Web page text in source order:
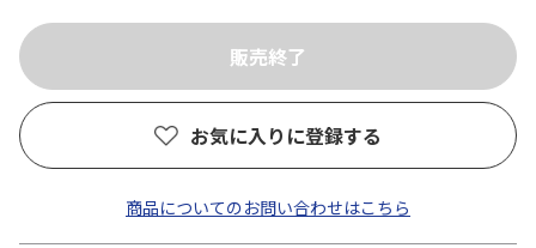
お気に入りに登録する
商品についてのお問い合わせはこちら